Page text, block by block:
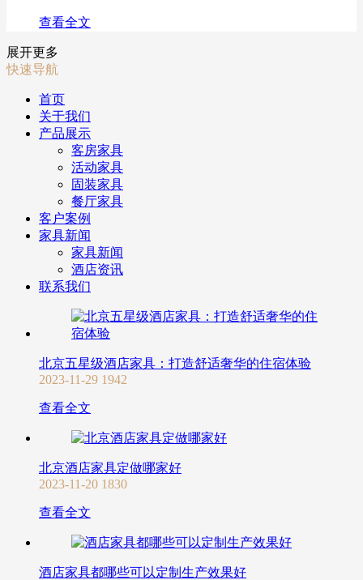
查看全文
展开更多
快速导航
首页
关于我们
产品展示
客房家具
活动家具
固装家具
餐厅家具
客户案例
家具新闻
家具新闻
酒店资讯
联系我们
北京五星级酒店家具：打造舒适奢华的住宿体验
2023-11-29 1942
查看全文
北京酒店家具定做哪家好
2023-11-20 1830
查看全文
酒店家具都哪些可以定制生产效果好